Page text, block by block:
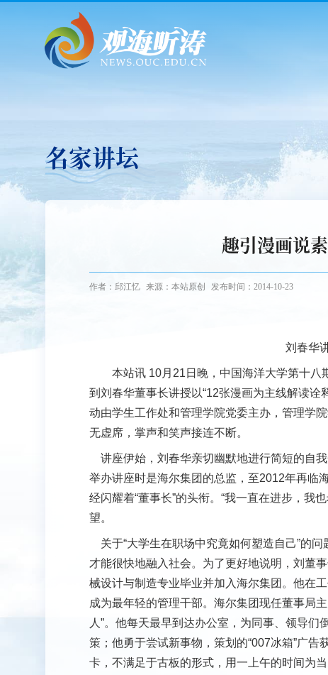
名家讲坛
趣引漫画说
作者：邱江忆 来源：本站原创 发布时间：2014-10-23
刘春华
本站讯 10月21日晚，中国海洋大学第十八
到刘春华董事长讲授以“12张漫画为主线解读
动由学生工作处和管理学院党委主办，管理学
无虚席，掌声和笑声接连不断。
讲座伊始，刘春华亲切幽默地进行简短的自
举办讲座时是海尔集团的总监，至2012年再临
经闪耀着“董事长”的头衔。“我一直在进步，我
望。
关于“大学生在职场中究竟如何塑造自己”的
才能很快地融入社会。为了更好地说明，刘董
械设计与制造专业毕业并加入海尔集团。他在
成为最年轻的管理干部。海尔集团现任董事局
人”。他每天最早到达办公室，为同事、领导
策；他勇于尝试新事物，策划的“007冰箱”广
卡，不满足于古板的形式，用一上午的时间为